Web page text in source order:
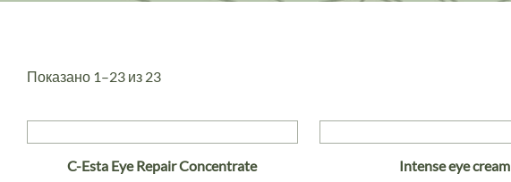
Показано 1–23 из 23
C-Esta Eye Repair Concentrate Intense eye cream